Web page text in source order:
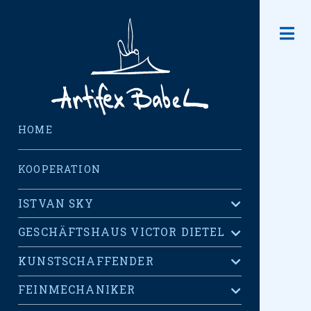
HOME
KOOPERATION
ISTVAN SKY
GESCHÄFTSHAUS VICTOR DIETEL
KUNSTSCHAFFENDER
FEINMECHANIKER